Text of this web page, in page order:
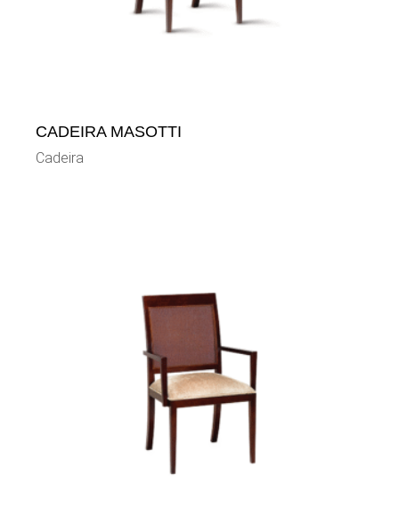
CADEIRA MASOTTI
Cadeira